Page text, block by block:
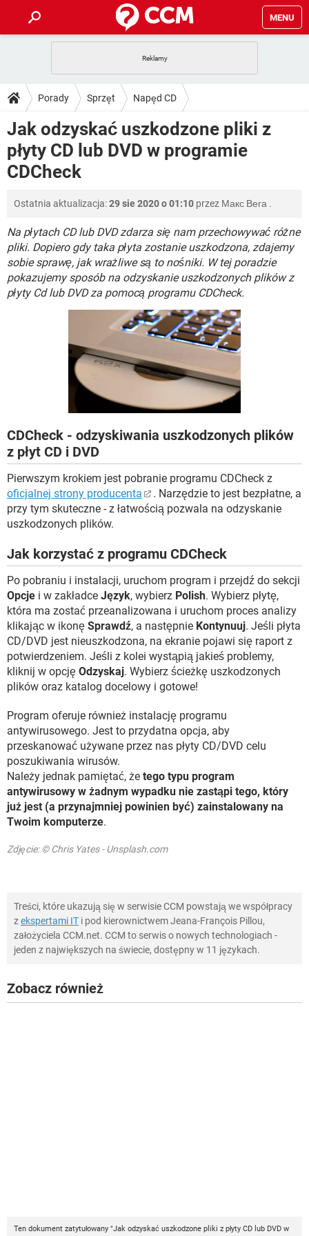
MENU
GRY WHATSAPP
SPOTIFY NETFLIX
INSTAGRAM FACEBOOK
WINDOWS 10
PORADY
PlayStation TIKTOK
GRY WHATSAPP
SPOTIFY NETFLIX
WINDOWS 10
DO POBRANIA
ANDROID TIKTOK
GRY
WINDOWS 10
FORUM
GRY WHATSAPP
SPOTIFY NETFLIX
INSTAGRAM FACEBOOK
WINDOWS 10
GRY WHATSAPP
SPOTIFY NETFLIX
INSTAGRAM FACEBOOK
Porady Sprzęt Napęd CD
Jak odzyskać uszkodzone pliki z
płyty CD lub DVD w programie
CDCheck
Ostatnia aktualizacja:29 sie 2020 o 01:10 przez Макс Вега .
Na płytach CD lub DVD zdarza się nam przechowywać różne
pliki. Dopiero gdy taka płyta zostanie uszkodzona, zdajemy
sobie sprawę, jak wrażliwe są to nośniki. W tej poradzie
pokazujemy sposób na odzyskanie uszkodzonych plików z
płyty Cd lub DVD za pomocą programu CDCheck.
CDCheck - odzyskiwania uszkodzonych plików
z płyt CD i DVD
Pierwszym krokiem jest pobranie programu CDCheck z
oficjalnej strony producenta
. Narzędzie to jest bezpłatne, a
przy tym skuteczne - z łatwością pozwala na odzyskanie
uszkodzonych plików.
Jak korzystać z programu CDCheck
Po pobraniu i instalacji, uruchom program i przejdź do sekcji
Opcje i w zakładce Język, wybierz Polish. Wybierz płytę,
która ma zostać przeanalizowana i uruchom proces analizy
klikając w ikonę Sprawdź, a następnie Kontynuuj. Jeśli płyta
CD/DVD jest nieuszkodzona, na ekranie pojawi się raport z
potwierdzeniem. Jeśli z kolei wystąpią jakieś problemy,
kliknij w opcję Odzyskaj. Wybierz ścieżkę uszkodzonych
plików oraz katalog docelowy i gotowe!
Program oferuje również instalację programu
antywirusowego. Jest to przydatna opcja, aby
przeskanować używane przez nas płyty CD/DVD celu
poszukiwania wirusów.
Należy jednak pamiętać, że tego typu program
antywirusowy w żadnym wypadku nie zastąpi tego, który
już jest (a przynajmniej powinien być) zainstalowany na
Twoim komputerze.
Zdjęcie: © Chris Yates - Unsplash.com
Treści, które ukazują się w serwisie CCM powstają we współpracy
zekspertami IT i pod kierownictwem Jeana-François Pillou,
założyciela CCM.net. CCM to serwis o nowych technologiach -
jeden z największych na świecie, dostępny w 11 językach.
Zobacz również
Ten dokument zatytułowany "Jak odzyskać uszkodzone pliki z płyty CD lub DVD w